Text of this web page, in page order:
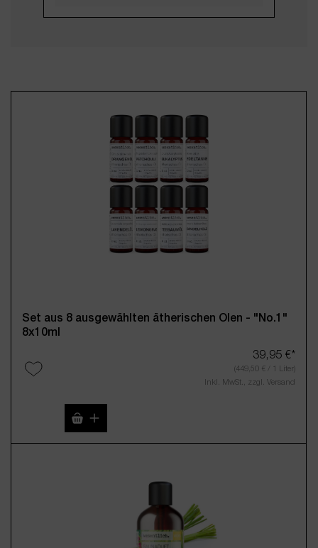
Set aus 8 ausgewählten ätherischen Ölen - "No.1"
8x10ml
39,95 €*
(449,50 € / 1 Liter)
Inkl. MwSt., zzgl. Versand
Produkt Anzahl: Gib den gewünschten